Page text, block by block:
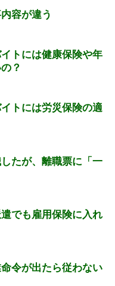
容が違う
トには健康保険や年
？
トには労災保険の適
たが、離職票に「一
でも雇用保険に入れ
令が出たら従わない